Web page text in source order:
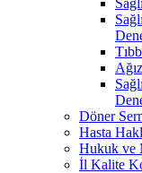
Döner
Hasta
Hukuk ve
İl Kalite